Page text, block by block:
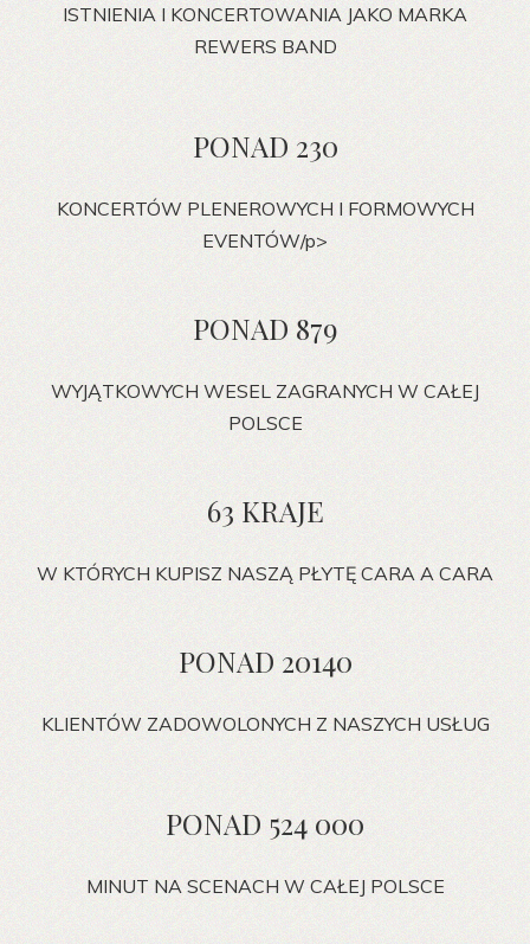
ISTNIENIA I KONCERTOWANIA JAKO MARKA
REWERS BAND
PONAD 230
KONCERTÓW PLENEROWYCH I FORMOWYCH
EVENTÓW/p>
PONAD 879
WYJĄTKOWYCH WESEL ZAGRANYCH W CAŁEJ
POLSCE
63 KRAJE
W KTÓRYCH KUPISZ NASZĄ PŁYTĘ CARA A CARA
PONAD 20140
KLIENTÓW ZADOWOLONYCH Z NASZYCH USŁUG
PONAD 524 000
MINUT NA SCENACH W CAŁEJ POLSCE